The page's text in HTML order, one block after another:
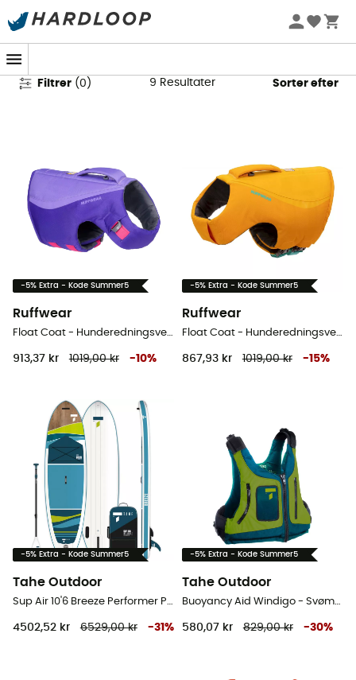
Udstyr SUP & Kajakker på tilbud
Filtrer (0 ) 9 Resultater Sorter efter
-5% Extra - Kode Summer5
Ruffwear
Float Coat - Hunderedningsvest
913,37 kr 1019,00 kr -10%
-5% Extra - Kode Summer5
Ruffwear
Float Coat - Hunderedningsvest
867,93 kr 1019,00 kr -15%
-5% Extra - Kode Summer5
Tahe Outdoor
Sup Air 10'6 Breeze Performer Pack - Oppustelig SUP
4502,52 kr 6529,00 kr -31 %
-5% Extra - Kode Summer5
Tahe Outdoor
Buoyancy Aid Windigo - Svømmevest
580,07 kr 829,00 kr -30%